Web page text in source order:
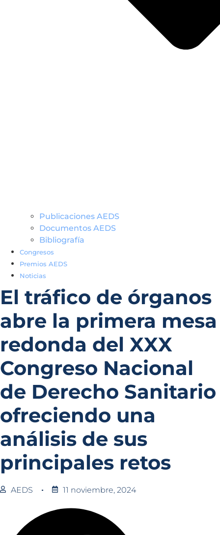
Publicaciones AEDS
Documentos AEDS
Bibliografía
Congresos
Premios AEDS
Noticias
El tráfico de órganos
abre la primera mesa
redonda del XXX
Congreso Nacional
de Derecho Sanitario
ofreciendo una
análisis de sus
principales retos
AEDS 11 noviembre, 2024